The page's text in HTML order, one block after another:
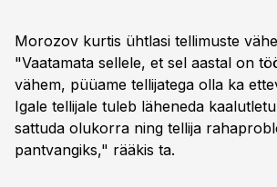
Morozov kurtis ühtlasi tellimuste
"Vaatamata sellele, et sel aastal on
vähem, püüame tellijatega olla ka
Igale tellijale tuleb läheneda
sattuda olukorra ning tellija
pantvangiks," rääkis ta.